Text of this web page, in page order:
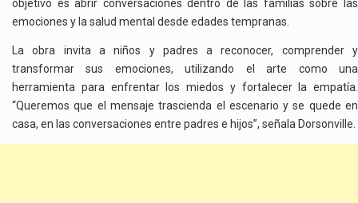
objetivo es abrir conversaciones dentro de las familias sobre las
emociones y la salud mental desde edades tempranas.
La obra invita a niños y padres a reconocer, comprender y
transformar sus emociones, utilizando el arte como una
herramienta para enfrentar los miedos y fortalecer la empatía.
“Queremos que el mensaje trascienda el escenario y se quede en
casa, en las conversaciones entre padres e hijos”, señala Dorsonville.